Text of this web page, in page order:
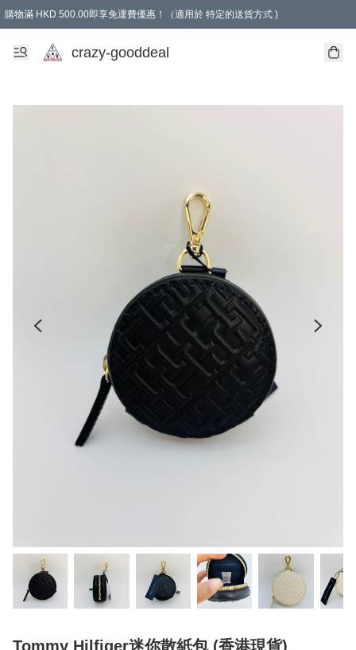
購物滿 HKD 500.00即享免運費優惠！（適用於 特定的送貨方式 )
成為會員可享免費禮品
crazy-gooddeal
Tommy Hilfiger迷你散紙包 (香港現貨)